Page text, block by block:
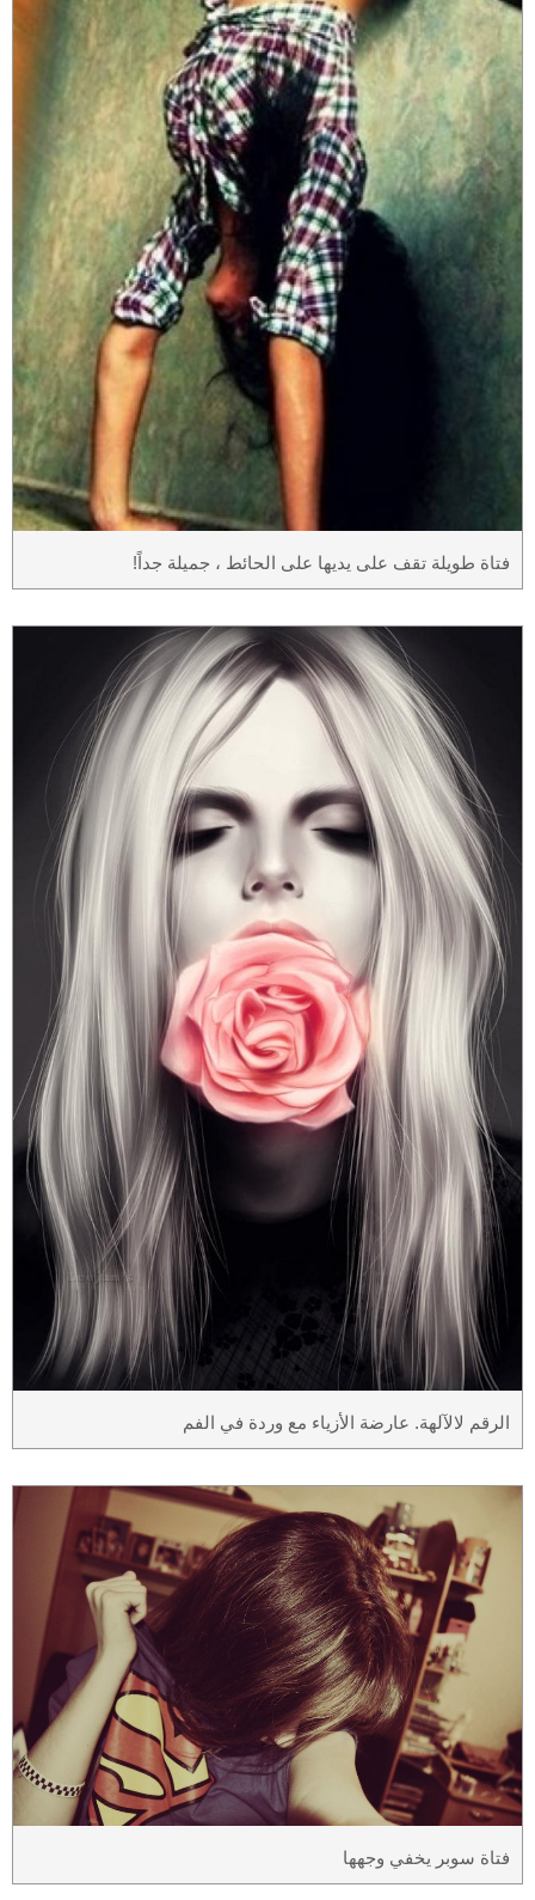
فتاة طويلة تقف على يديها على الحائط ، جميلة جداً!
الرقم لالآلهة. عارضة الأزياء مع وردة في الفم
فتاة سوبر يخفي وجهها